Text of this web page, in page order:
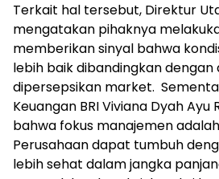
Terkait hal tersebut, Direktur
mengatakan pihaknya
memberikan sinyal bahwa
lebih baik dibandingkan dengan
dipersepsikan market.
Keuangan BRI Viviana Dyah Ayu
bahwa fokus manajemen
Perusahaan dapat tumbuh
lebih sehat dalam jangka